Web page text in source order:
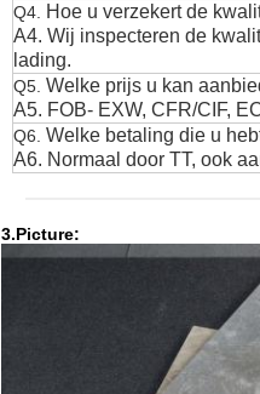
Q4.
Hoe u verzekert de
A4. Wij inspecteren de
lading.
Q5. Welke prijs u kan
A5. FOB- EXW, CFR/CIF,
Q6. Welke betaling die u
A6. Normaal door TT, ook
3.Picture: